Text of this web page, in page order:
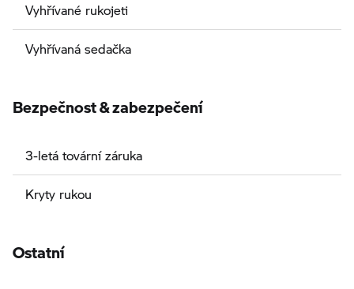
Vyhřívané rukojeti
Vyhřívaná sedačka
Bezpečnost & zabezpečení
3-letá tovární záruka
Kryty rukou
Ostatní